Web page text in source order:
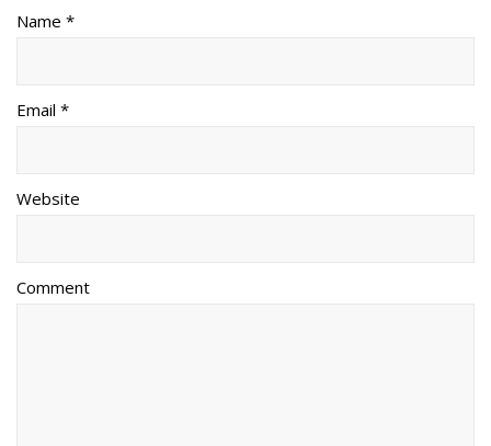
Name *
Email *
Website
Comment